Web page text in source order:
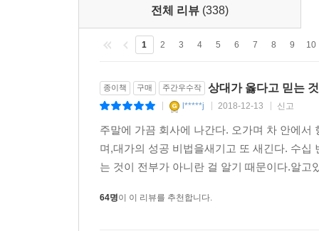
전체 리뷰 (338)
1 2 3 4 5 6 7 8 9 10
종이책 구매 주간우수작 상대가 옳다고 믿는
l*****j 2018-12-13 신고
주말에 가끔 회사에 나간다. 오가며 차 안에
며,대가의 성공 비법을새기고 또 새긴다. 수
는 것이 전부가 아니란 걸 알기 때문이다.알
64명이 이 리뷰를 추천합니다.